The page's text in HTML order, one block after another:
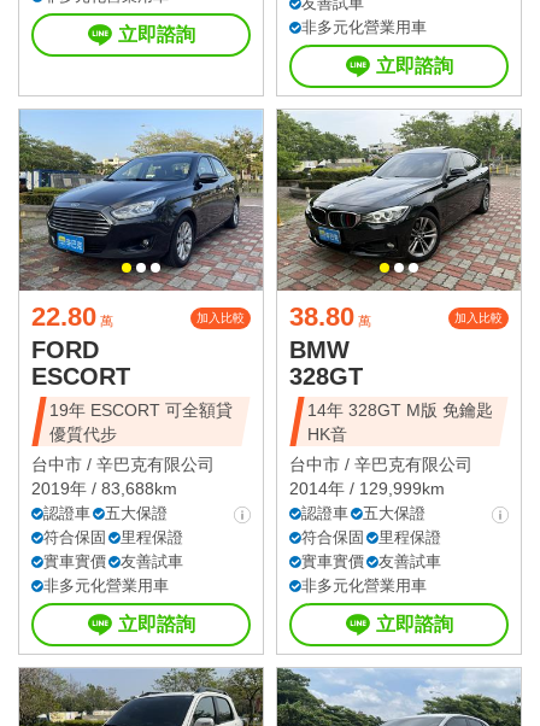
立即諮詢
非多元化營業用車
立即諮詢
22.80 萬 加入比較
FORD
ESCORT
19年 ESCORT 可全額貸
優質代步
台中市 / 辛巴克有限公司
2019年 / 83,688km
認證車
五大保證
符合保固
里程保證
實車實價
友善試車
非多元化營業用車
立即諮詢
38.80 萬 加入比較
BMW
328GT
14年 328GT M版 免鑰匙
HK音
台中市 / 辛巴克有限公司
2014年 / 129,999km
認證車
五大保證
符合保固
里程保證
實車實價
友善試車
非多元化營業用車
立即諮詢